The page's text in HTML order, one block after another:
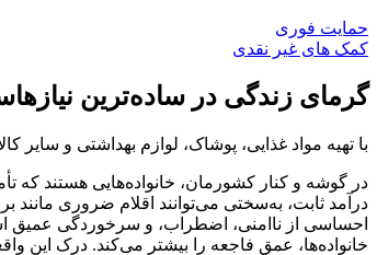
حمایت فوری
کمک های غیر نقدی
گرمای زندگی در ساده‌ترین
با تهیه مواد غذایی، پوشاک، لوازم بهداشتی و
در گوشه و کنار کشورمان، خانواده‌هایی هستند که
درآمد ثابت، به‌سختی می‌توانند اقلام ضروری
احساسی از ناامنی، اضطراب، و سرخوردگی عمیق
خانواده‌ها، عمق فاجعه را بیشتر می‌کند. درک